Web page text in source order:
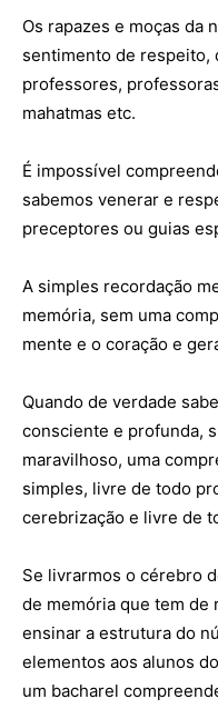
Os rapazes e moças da
sentimento de respeito,
professores,
mahatmas etc.
É impossível
sabemos venerar e
preceptores ou guias
A simples recordação
memória, sem uma
mente e o coração e
Quando de verdade
consciente e profunda,
maravilhoso, uma
simples, livre de todo
cerebrização e livre de
Se livrarmos o cérebro
de memória que tem de
ensinar a estrutura do
elementos aos alunos
um bacharel